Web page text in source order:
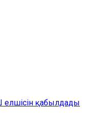
елшісін қабылдады